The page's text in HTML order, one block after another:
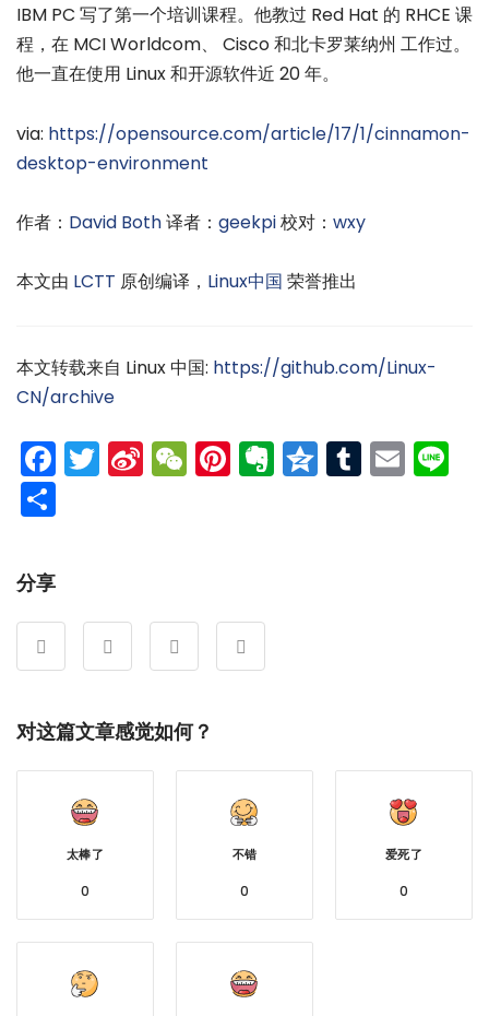
IBM PC 写了第一个培训课程。他教过 Red Hat 的 RHCE 课
程，在 MCI Worldcom、 Cisco 和北卡罗莱纳州 工作过。
他一直在使用 Linux 和开源软件近 20 年。
via: https://opensource.com/article/17/1/cinnamon-
desktop-environment
作者： David Both译者： geekpi校对： wxy
本文由 LCTT 原创编译， Linux中国 荣誉推出
本文转载来自 Linux 中国: https://github.com/Linux-
CN/archive
Facebook
Twitter
SinaWeChat
Pinterest
Evernote
Qzone
Tumblr
分享
对这篇文章感觉如何？
太棒了
0
不错
0
爱死了
0